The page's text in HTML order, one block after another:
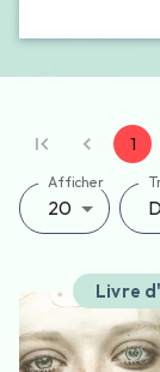
1
Afficher
20
Livre